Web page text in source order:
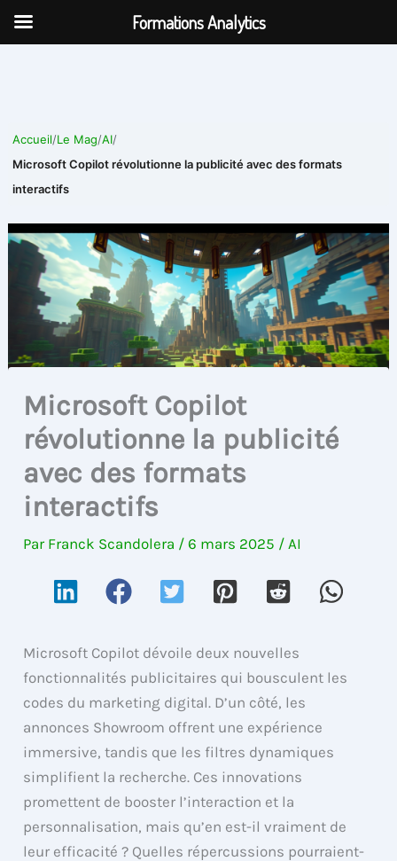
Aller
Accueil/Le Mag/AI/
Microsoft Copilot révolutionne la publicité avec des formats
interactifs
Microsoft Copilot
révolutionne la publicité
avec des formats
interactifs
Par Franck Scandolera /6 mars 2025 /AI
Microsoft Copilot dévoile deux nouvelles
fonctionnalités publicitaires qui bousculent les
codes du marketing digital. D’un côté, les
annonces Showroom offrent une expérience
immersive, tandis que les filtres dynamiques
simplifient la recherche. Ces innovations
promettent de booster l’interaction et la
personnalisation, mais qu’en est-il vraiment de
leur efficacité ? Quelles répercussions pourraient-
Formations Analytics